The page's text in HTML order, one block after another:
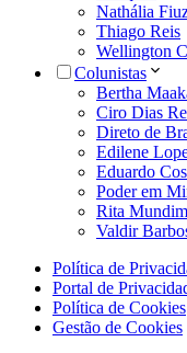
Nathália
Thiago Reis
Wellington
Colunistas
Bertha
Ciro Dias
Direto de
Edilene
Eduardo
Poder em
Rita Mundim
Valdir
Política de
Portal de
Política de Cookies
Gestão de Cookies